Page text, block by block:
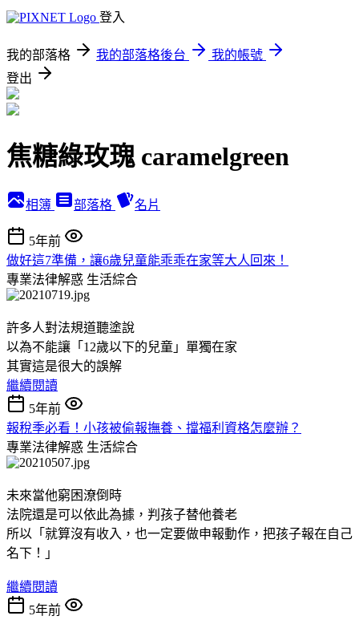
登入
我的部落格 我的部落格後台
我的帳號
登出
焦糖綠玫瑰 caramelgreen
相簿 部落格 名片
5年前
做好這7準備，讓6歲兒童能乖乖在家等大人回來！
專業法律解惑 生活綜合
許多人對法規道聽塗說
以為不能讓「12歲以下的兒童」單獨在家
其實這是很大的誤解
繼續閱讀
5年前
報稅季必看！小孩被偷報撫養、擋福利資格怎麼辦？
專業法律解惑 生活綜合
未來當他窮困潦倒時
法院還是可以依此為據，判孩子替他養老
所以「就算沒有收入，也一定要做申報動作，把孩子報在自己
名下！」
繼續閱讀
5年前